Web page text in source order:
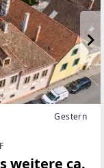
Gestern
weitere ca.